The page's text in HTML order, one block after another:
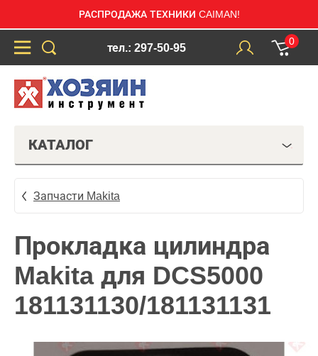
РАСПРОДАЖА ТЕХНИКИ CAIMAN!
тел.: 297-50-95
0
КАТАЛОГ
Запчасти Makita
Прокладка цилиндра
Makita для DCS5000
181131130/181131131